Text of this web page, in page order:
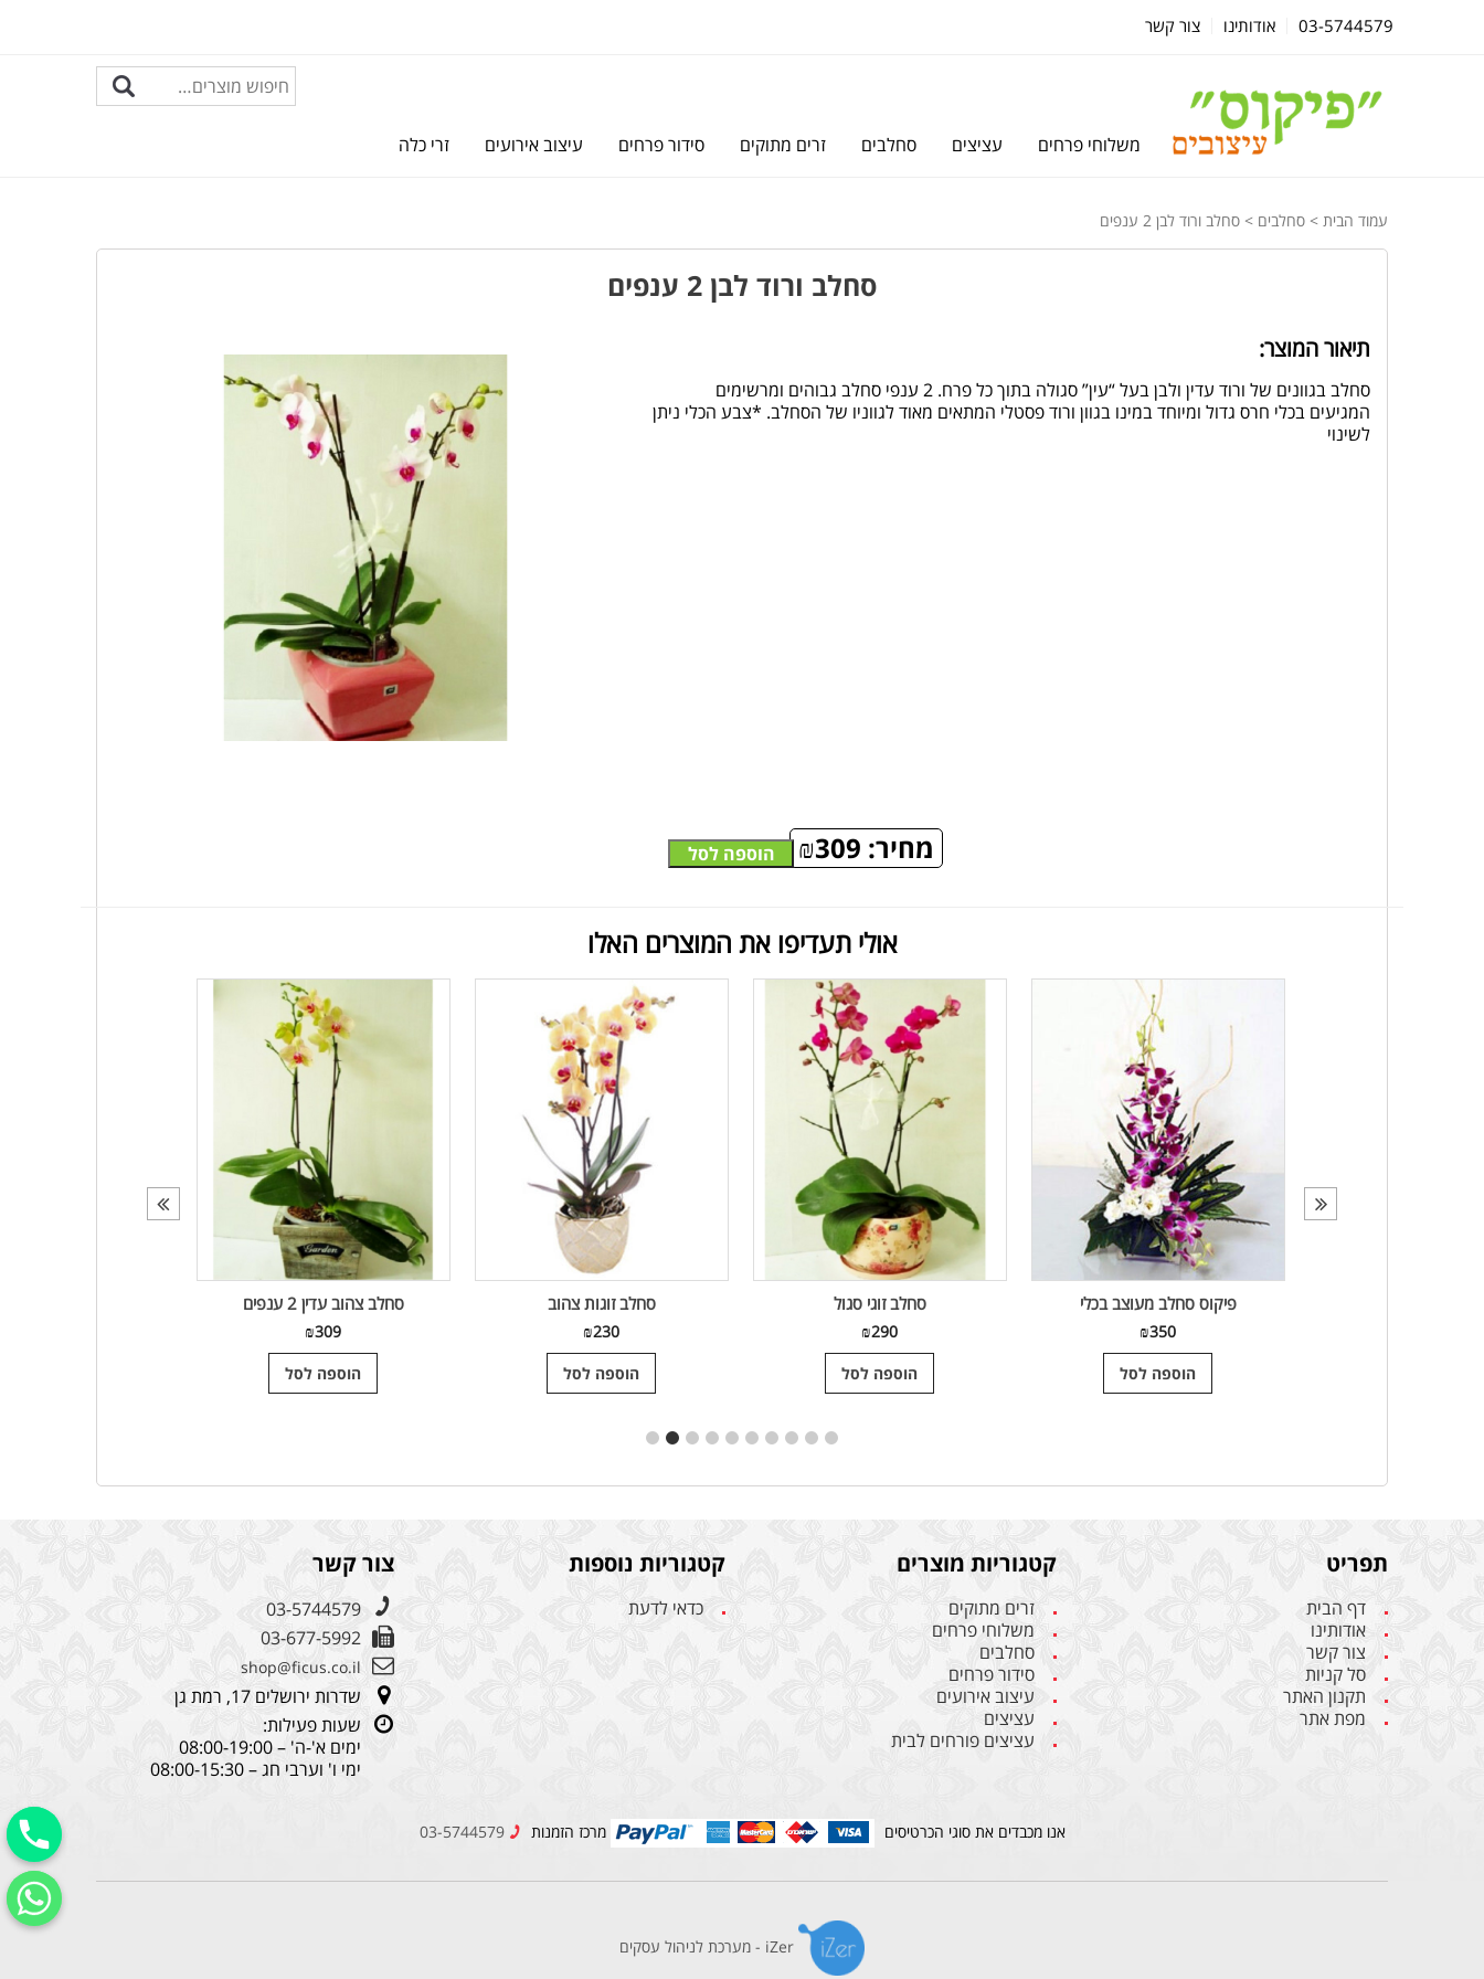
03-5744579 אודותינו צור קשר
משלוחי פרחים עציצים סחלבים זרים מתוקים סידור פרחים עיצוב אירועים זרי כלה
עמוד הבית > סחלבים > סחלב ורוד לבן 2 ענפים
סחלב ורוד לבן 2 ענפים
תיאור המוצר:
סחלב בגוונים של ורוד עדין ולבן בעל “עין” סגולה בתוך כל פרח. 2 ענפי סחלב גבוהים ומרשימים
המגיעים בכלי חרס גדול ומיוחד במינו בגוון ורוד פסטלי המתאים מאוד לגווניו של הסחלב. *צבע הכלי ניתן
לשינוי
מחיר: ₪309 הוספה לסל
אולי תעדיפו את המוצרים האלו
סחלב צהוב עדין 2 ענפים
₪309
הוספה לסל
סחלב זוגות צהוב
₪230
הוספה לסל
סחלב זוגי סגול
₪290
הוספה לסל
פיקוס סחלב מעוצב בכלי
₪350
הוספה לסל
תפריט
דף הבית
אודותינו
צור קשר
סל קניות
תקנון האתר
מפת אתר
קטגוריות מוצרים
זרים מתוקים
משלוחי פרחים
סחלבים
סידור פרחים
עיצוב אירועים
עציצים
עציצים פורחים לבית
קטגוריות נוספות
כדאי לדעת
צור קשר
03-5744579
03-677-5992
shop@ficus.co.il
שדרות ירושלים 17, רמת גן
שעות פעילות:
ימים א'-ה' – 08:00-19:00
ימי ו' וערבי חג – 08:00-15:30
אנו מכבדים את סוגי הכרטיסים מרכז הזמנות 03-5744579
iZer - מערכת לניהול עסקים